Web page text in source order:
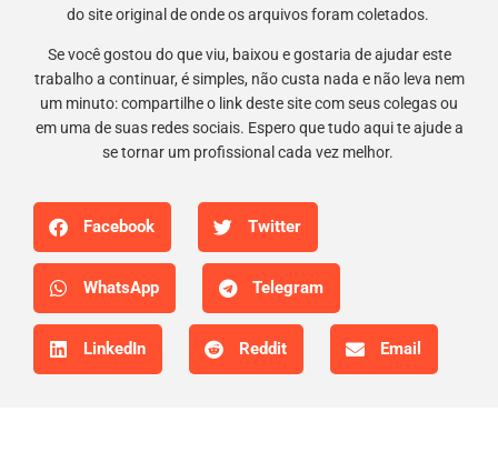
do site original de onde os arquivos foram coletados.
Se você gostou do que viu, baixou e gostaria de ajudar este
trabalho a continuar, é simples, não custa nada e não leva nem
um minuto: compartilhe o link deste site com seus colegas ou
em uma de suas redes sociais. Espero que tudo aqui te ajude a
se tornar um profissional cada vez melhor.
Facebook Twitter
WhatsApp Telegram
LinkedIn Reddit Email